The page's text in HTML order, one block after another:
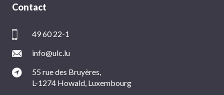
Contact
49 60 22-1
info@ulc.lu
55 rue des Bruyères,
L-1274 Howald, Luxembourg